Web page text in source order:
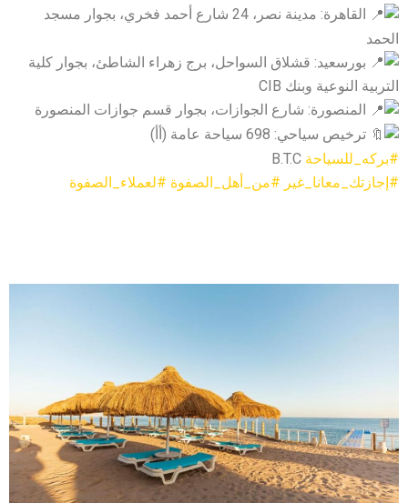
القاهرة: مدينة نصر، 24 شارع أحمد فخري، بجوار مسجد
الحمد
بورسعيد: قشلاق السواحل، برج زهراء الشاطئ، بجوار كلية
التربية النوعية وبنك CIB
المنصورة: شارع الجوازات، بجوار قسم جوازات المنصورة
ترخيص سياحي: 698 سياحة عامة (أأ)
#بركه_للسياحة
#إجازتك_معانا_غير #من_أهل_الصفوة #لعملاء_الصفوة